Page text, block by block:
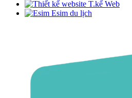
T.kế Web
Esim du lịch